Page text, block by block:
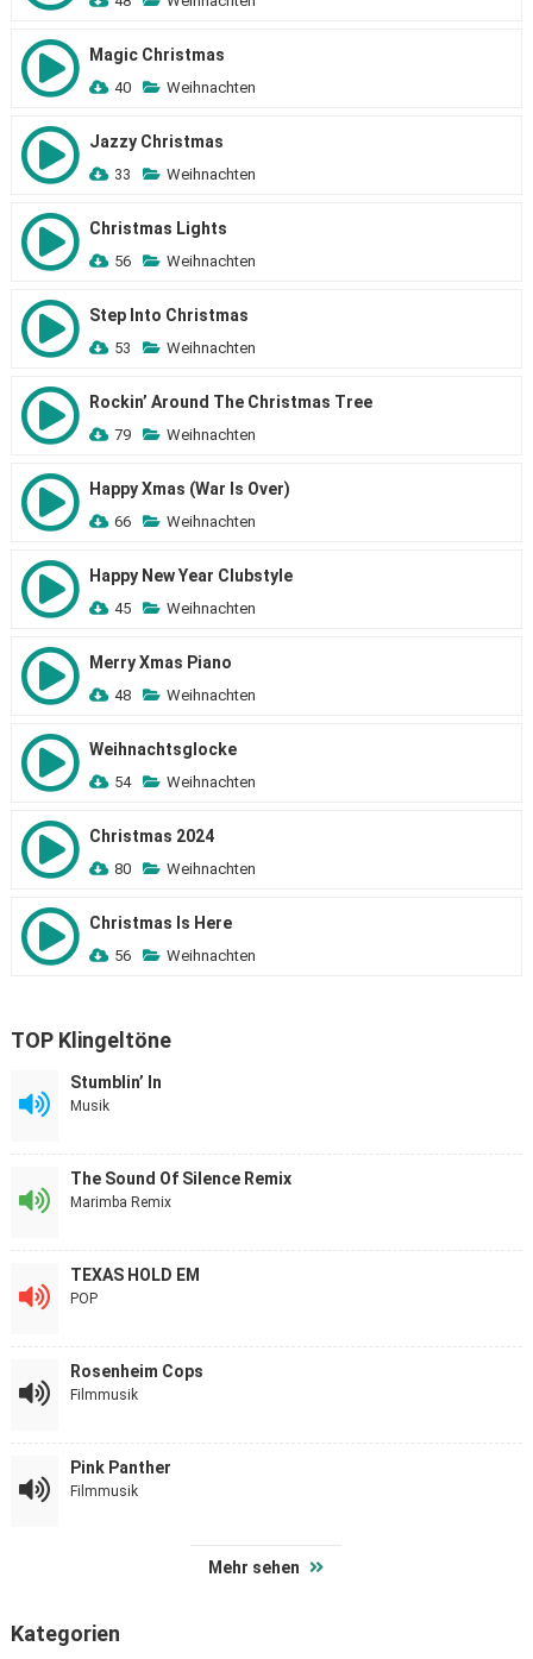
Magic Christmas
40 Weihnachten
Jazzy Christmas
33 Weihnachten
Christmas Lights
56 Weihnachten
Step Into Christmas
53 Weihnachten
Rockin’ Around The Christmas Tree
79 Weihnachten
Happy Xmas (War Is Over)
66 Weihnachten
Happy New Year Clubstyle
45 Weihnachten
Merry Xmas Piano
48 Weihnachten
Weihnachtsglocke
54 Weihnachten
Christmas 2024
80 Weihnachten
Christmas Is Here
56 Weihnachten
TOP Klingeltöne
Stumblin’ In
Musik
The Sound Of Silence Remix
Marimba Remix
TEXAS HOLD EM
POP
Rosenheim Cops
Filmmusik
Pink Panther
Filmmusik
Mehr sehen
Kategorien